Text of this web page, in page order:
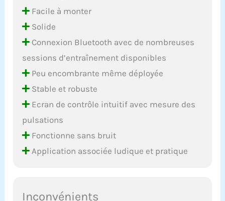
Facile à monter
Solide
Connexion Bluetooth avec de nombreuses
sessions d’entraînement disponibles
Peu encombrante même déployée
Stable et robuste
Ecran de contrôle intuitif avec mesure des
pulsations
Fonctionne sans bruit
Application associée ludique et pratique
Inconvénients